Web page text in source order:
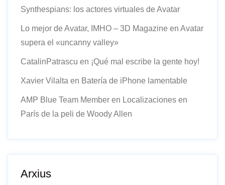
Synthespians: los actores virtuales de Avatar
Lo mejor de Avatar, IMHO – 3D Magazine en Avatar
supera el «uncanny valley»
CatalinPatrascu en ¡Qué mal escribe la gente hoy!
Xavier Vilalta en Batería de iPhone lamentable
AMP Blue Team Member en Localizaciones en
París de la peli de Woody Allen
Arxius